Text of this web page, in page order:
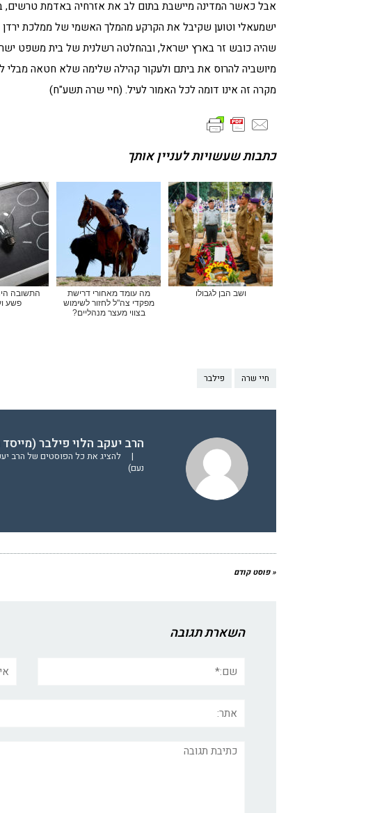
אבל כאשר המדינה מיישבת בתום לב את אזרחיה באדמת
ישמעאלי וטוען שקיבל את הקרקע מהמלך האשמי של ממלכת ירדן
שהיה כובש זר בארץ ישראל, ובהחלטה רשלנית של בית משפט
מיושביה להרוס את ביתם ולעקור קהילה שלימה שלא חטאה
מקרה זה אינו דומה לכל האמור לעיל. (חיי שרה תשע"ח)
כתבות שעשויות לעניין אותך
ושב הבן לגבולו
מה עומד מאחורי דרישת
מפקדי צה"ל לחזור לשימוש
בצווי מעצר מנהליים?
התשובה
פשע
חיי שרה פילבר
הרב יעקב הלוי פילבר
|
להציג את כל הפוסטים של הרב
נעם)
« פוסט קודם
השארת תגובה
תגובה